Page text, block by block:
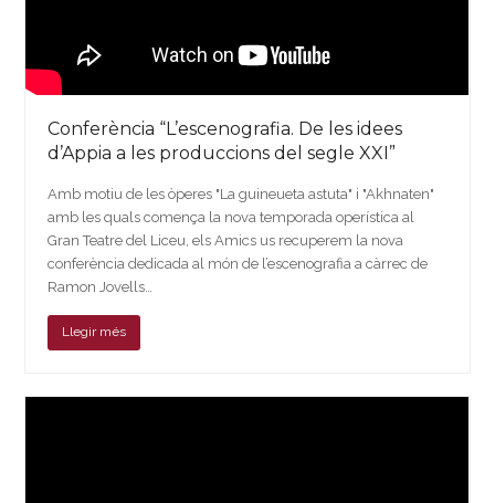
Conferència “L’escenografia. De les idees
d’Appia a les produccions del segle XXI”
Amb motiu de les òperes "La guineueta astuta" i "Akhnaten"
amb les quals comença la nova temporada operística al
Gran Teatre del Liceu, els Amics us recuperem la nova
conferència dedicada al món de l’escenografia a càrrec de
Ramon Jovells…
Llegir més